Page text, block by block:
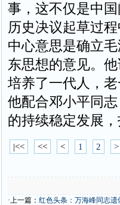
事，这不仅是中
历史决议起草过
中心意思是确立
东思想的意见。
培养了一代人，
他配合邓小平同
的持续稳定发展
|<< << < 1 2 >
·上一篇： 红色头条：万海峰同志遗